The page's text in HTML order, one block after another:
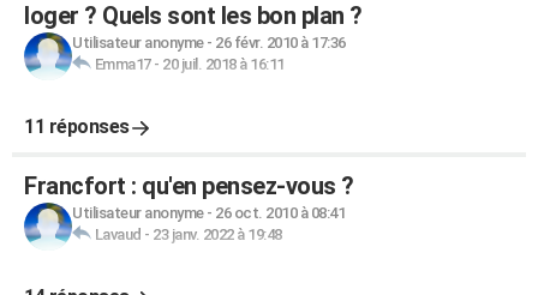
loger ? Quels sont les bon plan ?
Utilisateur anonyme- 26 févr. 2010 à 17:36
Emma17- 20 juil. 2018 à 16:11
11 réponses
Francfort : qu'en pensez-vous ?
Utilisateur anonyme- 26 oct. 2010 à 08:41
Lavaud - 23 janv. 2022 à 19:48